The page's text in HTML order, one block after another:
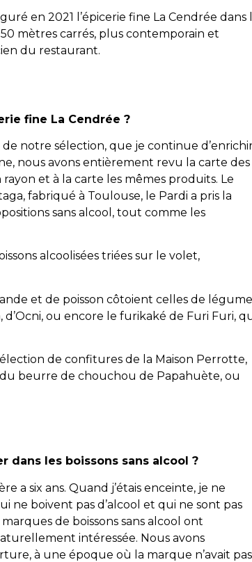
en 2021 l’épicerie fine La Cendrée dans
mètres carrés, plus contemporain et
du restaurant.
fine La Cendrée ?
notre sélection, que je continue
nous avons entièrement revu la carte des
et à la carte les mêmes produits. Le
fabriqué à Toulouse, le Pardi a pris la
sans alcool, tout comme les
alcoolisées triées sur le volet,
et de poisson côtoient celles de
d’Ocni, ou encore le furikaké de Furi Furi,
de confitures de la Maison Perrotte,
beurre de chouchou de Papahuète, ou
dans les boissons sans alcool ?
a six ans. Quand j’étais enceinte, je ne
boivent pas d’alcool et qui ne sont pas
de boissons sans alcool ont
intéressée. Nous avons
à une époque où la marque n’avait pas